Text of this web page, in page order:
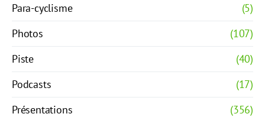
Para-cyclisme
(5)
Photos
(107)
Piste
(40)
Podcasts
(17)
Présentations
(356)